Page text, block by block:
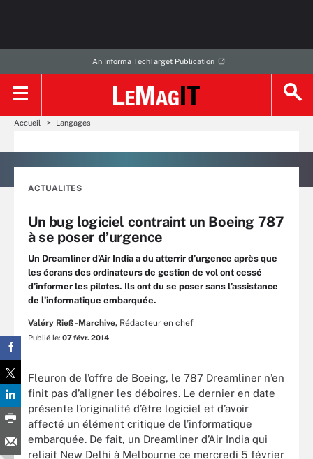
An Informa TechTarget Publication
Accueil Langages
ACTUALITES
Un bug logiciel contraint un Boeing 787
à se poser d’urgence
Un Dreamliner d’Air India a du atterrir d’urgence après que
les écrans des ordinateurs de gestion de vol ont cessé
d’informer les pilotes. Ils ont du se poser sans l’assistance
de l’informatique embarquée.
Valéry Rieß-Marchive, Rédacteur en chef
Publié le: 07 févr. 2014
Fleuron de l’offre de Boeing, le 787 Dreamliner n’en
finit pas d’aligner les déboires. Le dernier en date
présente l’originalité d’être logiciel et d’avoir
affecté un élément critique de l’informatique
embarquée. De fait, un Dreamliner d’Air India qui
reliait New Delhi à Melbourne ce mercredi 5 février